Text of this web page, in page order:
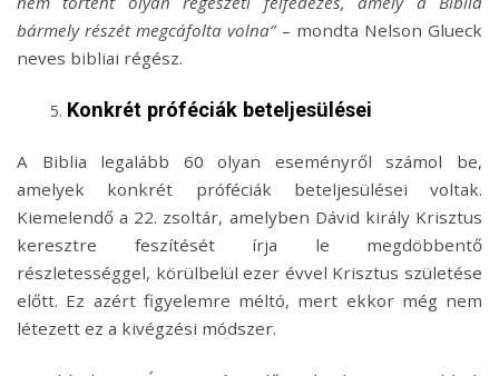
bármely részét megcáfolta volna”– mondta Nelson Glueck
neves bibliai régész.
Konkrét próféciák beteljesülései
A Biblia legalább 60 olyan eseményről számol be,
amelyek konkrét próféciák beteljesülései voltak.
Kiemelendő a 22. zsoltár, amelyben Dávid király Krisztus
keresztre feszítését írja le megdöbbentő
részletességgel, körülbelül ezer évvel Krisztus születése
előtt. Ez azért figyelemre méltó, mert ekkor még nem
létezett ez a kivégzési módszer.